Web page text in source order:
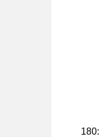
180: